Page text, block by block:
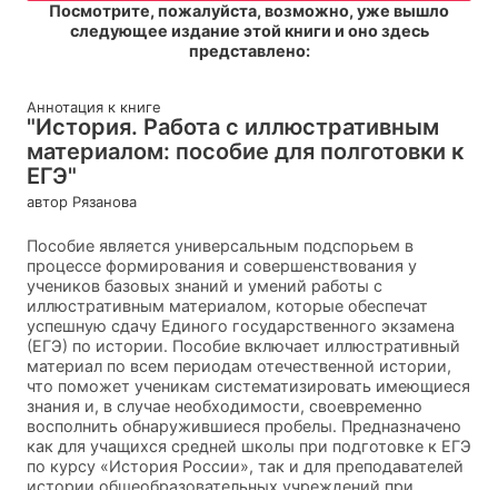
Посмотрите, пожалуйста, возможно, уже вышло
следующее издание этой книги и оно здесь
представлено:
Аннотация к книге
"История. Работа с иллюстративным
материалом: пособие для полготовки к
ЕГЭ"
автор Рязанова
Пособие является универсальным подспорьем в
процессе формирования и совершенствования у
учеников базовых знаний и умений работы с
иллюстративным материалом, которые обеспечат
успешную сдачу Единого государственного экзамена
(ЕГЭ) по истории. Пособие включает иллюстративный
материал по всем периодам отечественной истории,
что поможет ученикам систематизировать имеющиеся
знания и, в случае необходимости, своевременно
восполнить обнаружившиеся пробелы. Предназначено
как для учащихся средней школы при подготовке к ЕГЭ
по курсу «История России», так и для преподавателей
истории общеобразовательных учреждений при